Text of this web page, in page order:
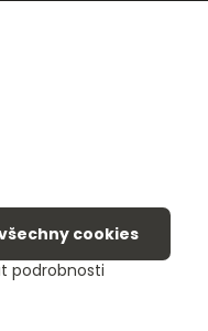
podrobnosti
cookies